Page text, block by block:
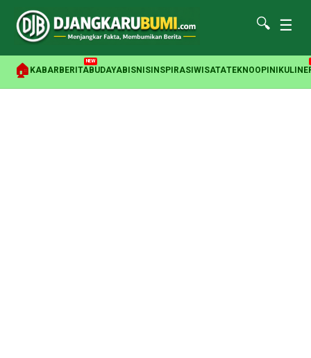
🔍 ☰
🏠 KABAR BERITA
NEW
BUDAYABISNIS INSPIRASI WISATATEKNOOPINI